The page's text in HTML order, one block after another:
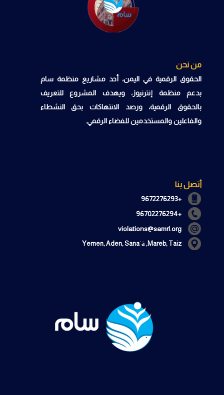
من نحن
الحقوق الرقمية في اليمن، أحد مشاريع منظمة سام
بدعم منظمة إنترنيوز، ويهدف المشروع للتعريف
بالحقوق الرقمية، ورصد الانتهاكات بحق النشطاء
والفاعلين والمستخدمين للفضاء الرقمي.
أتصل بنا
+9672276293
+96702276294
violations@samrl.org
Yemen, Aden, Sanaʿā ,Mareb, Taiz